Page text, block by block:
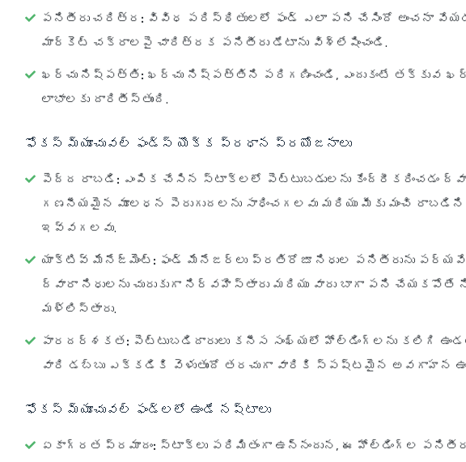
పనితీరు చరిత్ర: వివిధ పరిస్థితులలో ఫండ్ ఎలా పని చేసిందో అంచనా
మార్కెట్ చక్రాలపై చారిత్రక పనితీరు డేటాను విశ్లేషించండి.
ఖర్చు నిష్పత్తి: ఖర్చు నిష్పత్తిని పరిగణించండి, ఎందుకంటే తక్కువ
లాభాలకు దారితీస్తుంది.
ఫోకస్ మ్యూచువల్ ఫండ్స్ యొక్క ప్రధాన ప్రయోజనాలు
పెద్ద రాబడి: ఎంపిక చేసిన స్టాక్‌లలో పెట్టుబడులను కేంద్రీకరించడం
గణనీయమైన మూలధన పెరుగుదలను సాధించగలవు మరియు మీకు మంచి రాబడిని
ఇవ్వగలవు.
యాక్టివ్ మేనేజ్‌మెంట్: ఫండ్ మేనేజర్లు ప్రతిరోజూ నిధుల పనితీరును
ద్వారా నిధులను చురుకుగా నిర్వహిస్తారు మరియు వారు బాగా పని చేయకపోతే
మళ్లిస్తారు.
పారదర్శకత: పెట్టుబడిదారులు కనీస సంఖ్యలో హోల్డింగ్‌లను కలిగి
వారి డబ్బు ఎక్కడికి వెళుతుందో తరచుగా వారికి స్పష్టమైన అవగాహన
ఫోకస్ మ్యూచువల్ ఫండ్లలో ఉండే నష్టాలు
ఏకాగ్రత ప్రమాదం: స్టాక్‌లు పరిమితంగా ఉన్నందున, ఈ హోల్డింగ్‌ల